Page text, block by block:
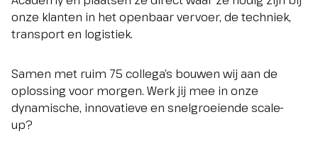
onze klanten in het openbaar vervoer, de techniek,
transport en logistiek.
Samen met ruim 75 collega’s bouwen wij aan de
oplossing voor morgen. Werk jij mee in onze
dynamische, innovatieve en snelgroeiende scale-
up?